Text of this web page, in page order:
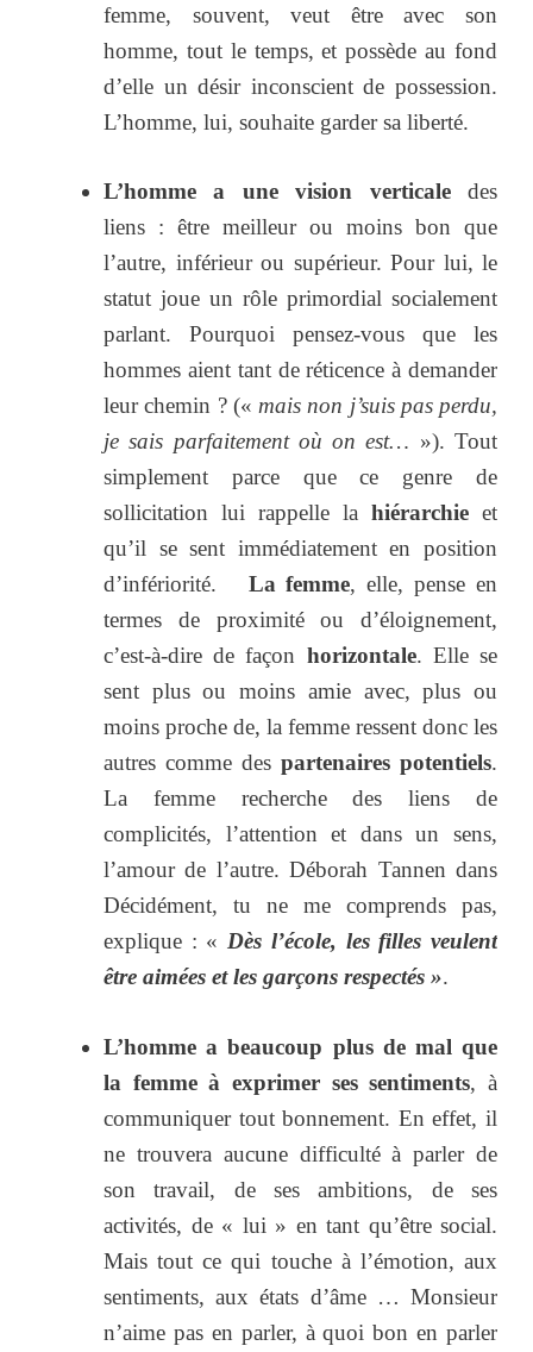
femme, souvent, veut être avec son
homme, tout le temps, et possède au fond
d’elle un désir inconscient de possession.
L’homme, lui, souhaite garder sa liberté.
L’homme a une vision verticaledes
liens : être meilleur ou moins bon que
l’autre, inférieur ou supérieur. Pour lui, le
statut joue un rôle primordial socialement
parlant. Pourquoi pensez-vous que les
hommes aient tant de réticence à demander
leur chemin ? (« mais non j’suis pas perdu,
je sais parfaitement où on est… »). Tout
simplement parce que ce genre de
sollicitation lui rappelle la hiérarchie et
qu’il se sent immédiatement en position
d’infériorité.
La femme, elle, pense en
termes de proximité ou d’éloignement,
c’est-à-dire de façon horizontale. Elle se
sent plus ou moins amie avec, plus ou
moins proche de, la femme ressent donc les
autres comme des partenaires potentiels.
La femme recherche des liens de
complicités, l’attention et dans un sens,
l’amour de l’autre. Déborah Tannen dans
Décidément, tu ne me comprends pas,
explique : «Dès l’école, les filles veulent
être aimées et les garçons respectés ».
L’homme a beaucoup plus de mal que
la femme à exprimer ses sentiments, à
communiquer tout bonnement. En effet, il
ne trouvera aucune difficulté à parler de
son travail, de ses ambitions, de ses
activités, de « lui » en tant qu’être social.
Mais tout ce qui touche à l’émotion, aux
sentiments, aux états d’âme … Monsieur
n’aime pas en parler, à quoi bon en parler